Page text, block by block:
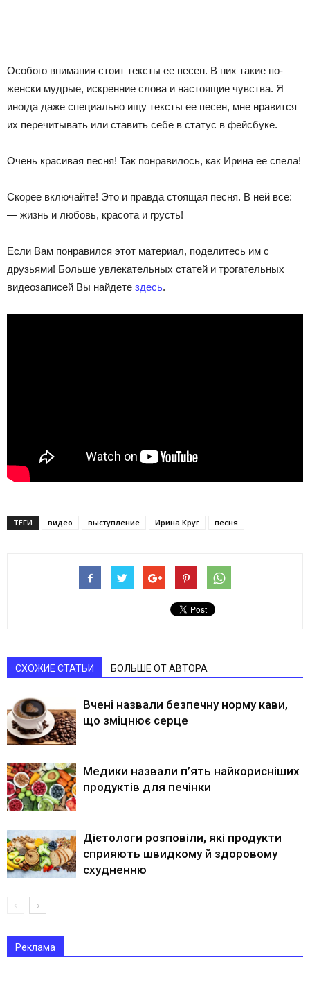
Особого внимания стоит тексты ее песен. В них такие по-
женски мудрые, искренние слова и настоящие чувства. Я
иногда даже специально ищу тексты ее песен, мне нравится
их перечитывать или ставить себе в статус в фейсбуке.
Очень красивая песня! Так понравилось, как Ирина ее спела!
Скорее включайте! Это и правда стоящая песня. В ней все:
— жизнь и любовь, красота и грусть!
Если Вам понравился этот материал, поделитесь им с
друзьями! Больше увлекательных статей и трогательных
видеозаписей Вы найдете здесь.
ТЕГИ видео выступление Ирина Круг песня
СХОЖИЕ СТАТЬИ БОЛЬШЕ ОТ АВТОРА
Вчені назвали безпечну норму кави,
що зміцнює серце
Медики назвали п’ять найкорисніших
продуктів для печінки
Дієтологи розповіли, які продукти
сприяють швидкому й здоровому
схудненню
Реклама